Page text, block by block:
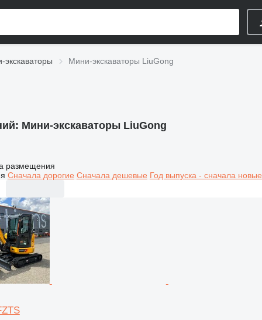
экскаваторы Мини-экскаваторы LiuGong
Мини-экскаваторы LiuGong
размещения
Сначала дорогие Сначала дешевые Год выпуска - сначала новые